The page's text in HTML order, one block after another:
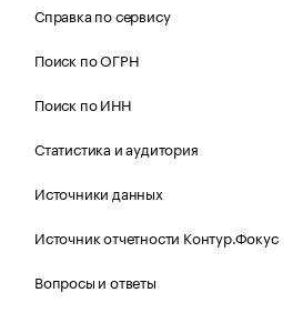
Справка по сервису
Поиск по ОГРН
Поиск по ИНН
Статистика и аудитория
Источники данных
Источник отчетности Контур.Фокус
Вопросы и ответы